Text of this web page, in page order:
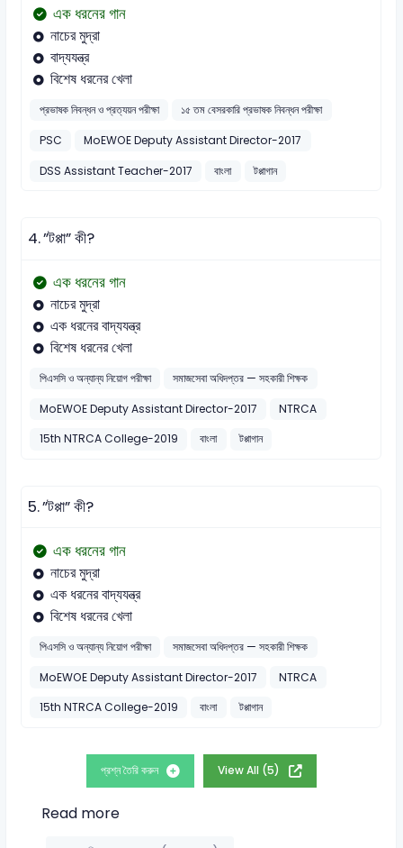
এক ধরনের গান
নাচের মুদ্রা
বাদ্যযন্ত্র
বিশেষ ধরনের খেলা
প্রভাষক নিবন্ধন ও প্রত্যয়ন পরীক্ষা
১৫ তম বেসরকারি প্রভাষক নিবন্ধন পরীক্ষা
PSC
MoEWOE Deputy Assistant Director-2017
DSS Assistant Teacher-2017
বাংলা টপ্পাগান
4.”টপ্পা” কী?
এক ধরনের গান
নাচের মুদ্রা
এক ধরনের বাদ্যযন্ত্র
বিশেষ ধরনের খেলা
পিএসসি ও অন্যান্য নিয়োগ পরীক্ষা
সমাজসেবা অধিদপ্তর — সহকারী শিক্ষক
MoEWOE Deputy Assistant Director-2017
NTRCA
15th NTRCA College-2019
বাংলা টপ্পাগান
5.”টপ্পা” কী?
এক ধরনের গান
নাচের মুদ্রা
এক ধরনের বাদ্যযন্ত্র
বিশেষ ধরনের খেলা
পিএসসি ও অন্যান্য নিয়োগ পরীক্ষা
সমাজসেবা অধিদপ্তর — সহকারী শিক্ষক
MoEWOE Deputy Assistant Director-2017
NTRCA
15th NTRCA College-2019
বাংলা টপ্পাগান
প্রশ্ন তৈরি করুন View All (5)
Read more